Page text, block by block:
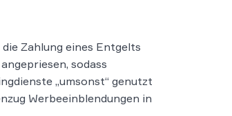
Zahlung eines Entgelts
sodass
„umsonst“ genutzt
Werbeeinblendungen in